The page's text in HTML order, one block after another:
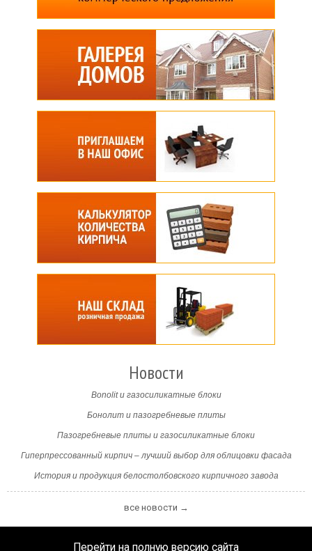
Новости
Bonolit и газосиликатные блоки
Бонолит и пазогребневые плиты
Пазогребневые плиты и газосиликатные блоки
Гиперпрессованный кирпич – лучший выбор для облицовки фасада
История и продукция белостолбовского кирпичного завода
все новости →
Перейти на полную версию сайта